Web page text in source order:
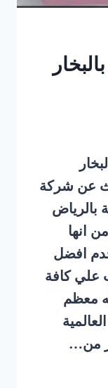
عن شركة
بالرياض
انها
افضل
علي كافة
معظم
من…